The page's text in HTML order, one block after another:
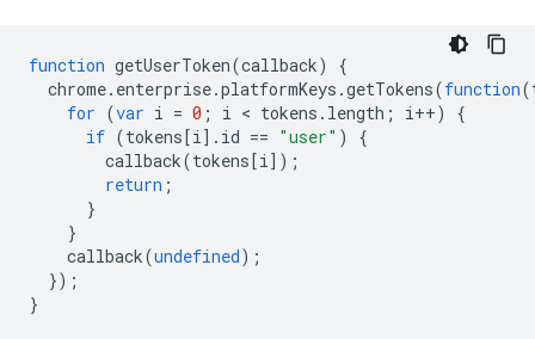
function getUserToken(callback)
{
chrome. enterprise.platformKeys .getTokens(function(
for (var i = 0 ; i < tokens . length ; i++)
{
if (tokens[i]. id == "user" )
{
callback(tokens[i]);
return ;
}
}
callback(undefined);
});
}